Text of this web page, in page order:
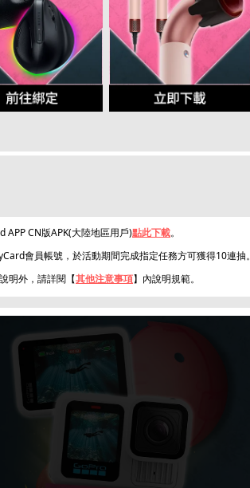
APP CN版APK(大陸地區用戶)點此下載。
會員帳號，於活動期間完成指定任務方可獲得10連抽。
明外，請詳閱【其他注意事項】內說明規範。